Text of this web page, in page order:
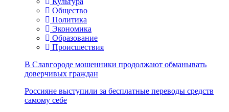
Общество
Политика
Экономика
Образование
Происшествия
В Славгороде мошенники продолжают обманывать
доверчивых граждан
Россияне выступили за бесплатные переводы средств
самому себе